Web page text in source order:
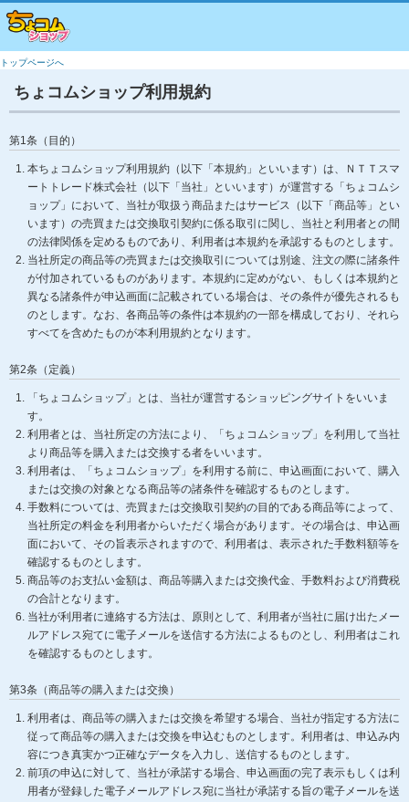
トップページへ
ちょコムショップ利用規約
第1条（目的）
本ちょコムショップ利用規約（以下「本規約」といいます）は、ＮＴＴスマ
ートトレード株式会社（以下「当社」といいます）が運営する「ちょコムシ
ョップ」において、当社が取扱う商品またはサービス（以下「商品等」とい
います）の売買または交換取引契約に係る取引に関し、当社と利用者との間
の法律関係を定めるものであり、利用者は本規約を承認するものとします。
当社所定の商品等の売買または交換取引については別途、注文の際に諸条件
が付加されているものがあります。本規約に定めがない、もしくは本規約と
異なる諸条件が申込画面に記載されている場合は、その条件が優先されるも
のとします。なお、各商品等の条件は本規約の一部を構成しており、それら
すべてを含めたものが本利用規約となります。
第2条（定義）
「ちょコムショップ」とは、当社が運営するショッピングサイトをいいま
す。
利用者とは、当社所定の方法により、「ちょコムショップ」を利用して当社
より商品等を購入または交換する者をいいます。
利用者は、「ちょコムショップ」を利用する前に、申込画面において、購入
または交換の対象となる商品等の諸条件を確認するものとします。
手数料については、売買または交換取引契約の目的である商品等によって、
当社所定の料金を利用者からいただく場合があります。その場合は、申込画
面において、その旨表示されますので、利用者は、表示された手数料額等を
確認するものとします。
商品等のお支払い金額は、商品等購入または交換代金、手数料および消費税
の合計となります。
当社が利用者に連絡する方法は、原則として、利用者が当社に届け出たメー
ルアドレス宛てに電子メールを送信する方法によるものとし、利用者はこれ
を確認するものとします。
第3条（商品等の購入または交換）
利用者は、商品等の購入または交換を希望する場合、当社が指定する方法に
従って商品等の購入または交換を申込むものとします。利用者は、申込み内
容につき真実かつ正確なデータを入力し、送信するものとします。
前項の申込に対して、当社が承諾する場合、申込画面の完了表示もしくは利
用者が登録した電子メールアドレス宛に当社が承諾する旨の電子メールを送